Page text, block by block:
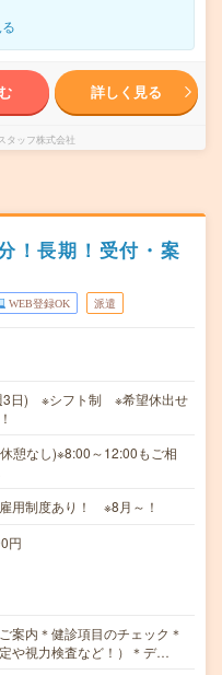
詳しく見る
タッフ株式会社
！長期！受付・案
WEB登録OK 派遣
3日) ※シフト制 ※希望休出せ
憩なし)※8:00～12:00もご相
用制度あり！ ※8月～！
円
案内＊健診項目のチェック＊
や視力検査など！）＊デ…